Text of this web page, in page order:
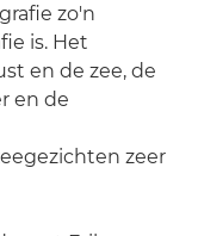
zo'n
is. Het
en de zee, de
en de
zeer